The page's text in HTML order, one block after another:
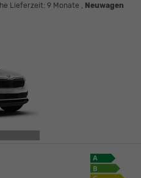
Lieferzeit: 9 Monate , Neuwagen